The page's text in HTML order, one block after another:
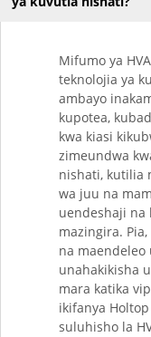
Mifumo ya
teknolojia ya
ambayo
kupotea,
kwa kiasi
zimeundwa
nishati, kutilia
wa juu na
uendeshaji na
mazingira.
na maendeleo
unahakikisha
mara katika
ikifanya
suluhisho la